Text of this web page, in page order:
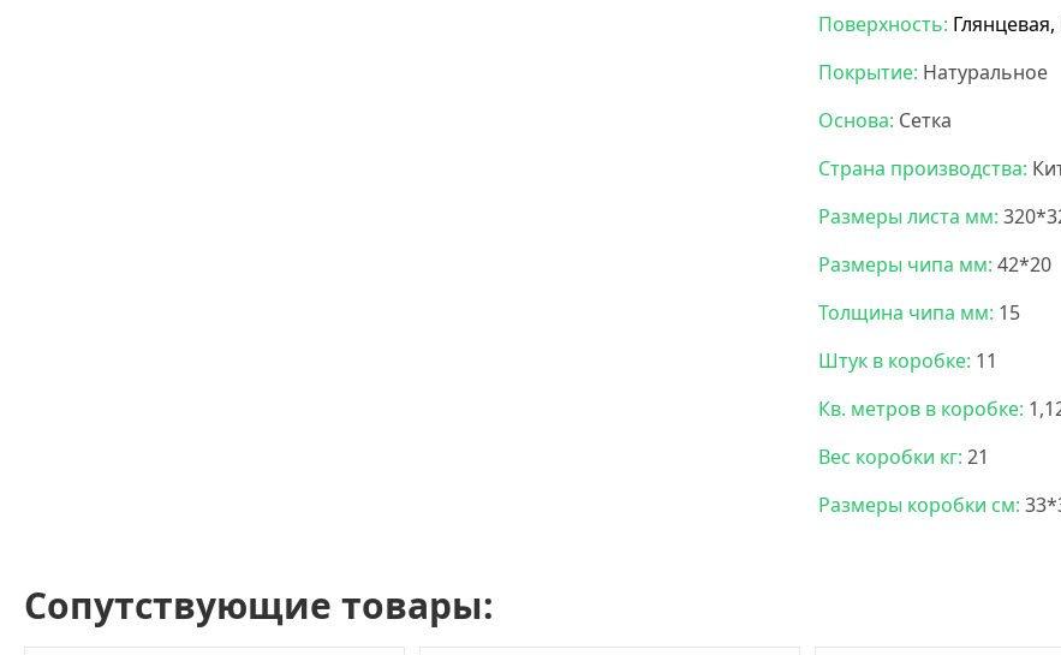
Поверхность:
Покрытие: Натуральное
Основа: Сетка
Страна производства:
Размеры листа мм:
Размеры чипа мм: 42*20
Толщина чипа мм: 15
Штук в коробке: 11
Кв. метров в коробке:
Вес коробки кг: 21
Размеры коробки см:
Сопутствующие товары: